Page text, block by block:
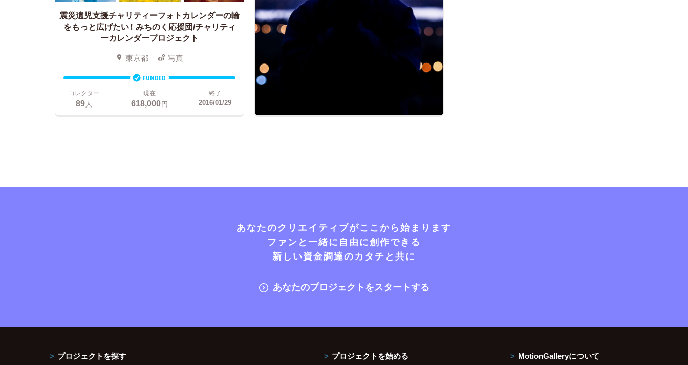
震災遺児支援チャリティーフォトカレンダーの輪
をもっと広げたい！ みちのく応援団/チャリティ
ーカレンダープロジェクト
東京都 写真
FUNDED
コレクター
89人
現在
618,000円
終了
2016/01/29
あなたのクリエイティブがここから始まります
ファンと一緒に自由に創作できる
新しい資金調達のカタチと共に
あなたのプロジェクトをスタートする
プロジェクトを探す
プロジェクトを始める
MotionGalleryについて